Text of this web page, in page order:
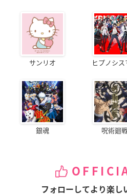
サンリオ ヒプノシ
銀魂 呪術廻
フォローしてより楽し